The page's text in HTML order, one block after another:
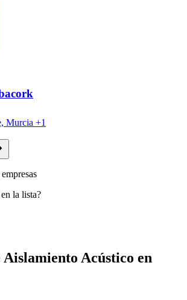
Murcia +1
empresas
la lista?
Aislamiento Acústico en